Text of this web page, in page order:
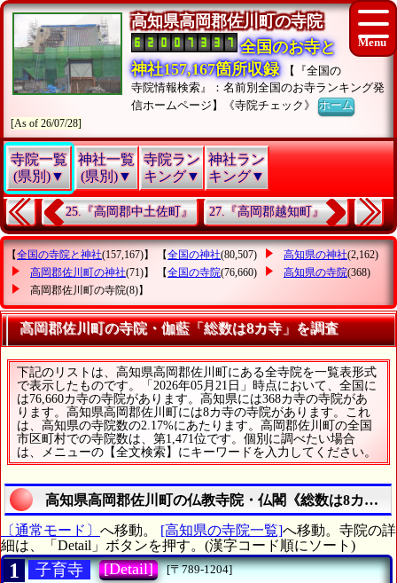
高知県高岡郡佐川町の寺院
全国のお寺と
神社157,167箇所収録
【『全国の
寺院情報検索』：名前別全国のお寺ランキング発
信ホームページ】《寺院チェック》ホーム
[As of 26/07/28]
寺院一覧
(県別)▼
神社一覧
(県別)▼
寺院ラン
キング▼
神社ラン
キング▼
25.『高岡郡中土佐町』 27.『高岡郡越知町』
【全国の寺院と神社(157,167)】 【全国の神社(80,507) 高知県の神社(2,162)
高岡郡佐川町の神社(71)】 【全国の寺院(76,660) 高知県の寺院(368)
高岡郡佐川町の寺院(8)】
高岡郡佐川町の寺院・伽藍「総数は8カ寺」を調査
下記のリストは、高知県高岡郡佐川町にある全寺院を一覧表形式
で表示したものです。「2026年05月21日」時点において、全国に
は76,660カ寺の寺院があります。高知県には368カ寺の寺院があ
ります。高知県高岡郡佐川町には8カ寺の寺院があります。これ
は、高知県の寺院数の2.17%にあたります。高岡郡佐川町の全国
市区町村での寺院数は、第1,471位です。個別に調べたい場合
は、メニューの【全文検索】にキーワードを入力してください。
高知県高岡郡佐川町の仏教寺院・仏閣《総数は8カ寺》
〔通常モード〕 へ移動。 [高知県の寺院一覧]へ移動。寺院の詳
細は、「Detail」ボタンを押す。(漢字コード順にソート)
1 子育寺 [Detail]
[〒789-1204]